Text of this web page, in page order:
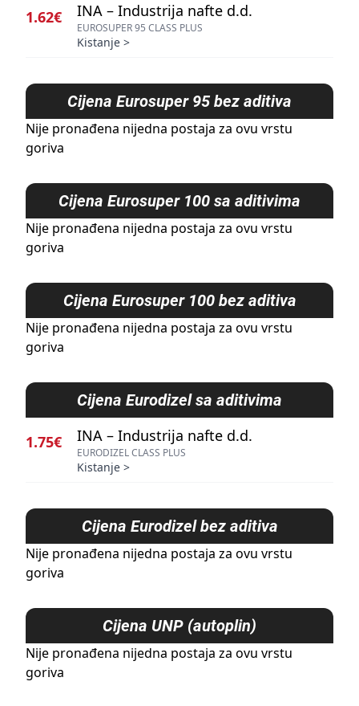
1.62€ INA – Industrija nafte d.d.
EUROSUPER 95 CLASS PLUS
Kistanje >
Cijena Eurosuper 95 bez aditiva
Nije pronađena nijedna postaja za ovu vrstu
goriva
Cijena Eurosuper 100 sa aditivima
Nije pronađena nijedna postaja za ovu vrstu
goriva
Cijena Eurosuper 100 bez aditiva
Nije pronađena nijedna postaja za ovu vrstu
goriva
Cijena Eurodizel sa aditivima
1.75€ INA – Industrija nafte d.d.
EURODIZEL CLASS PLUS
Kistanje >
Cijena Eurodizel bez aditiva
Nije pronađena nijedna postaja za ovu vrstu
goriva
Cijena UNP (autoplin)
Nije pronađena nijedna postaja za ovu vrstu
goriva